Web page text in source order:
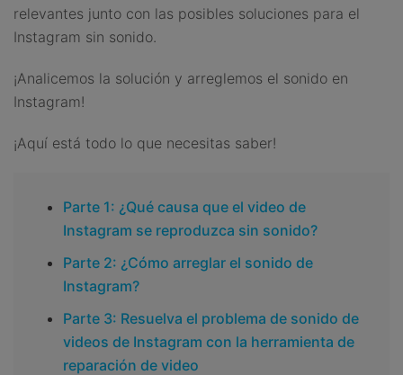
relevantes junto con las posibles soluciones para el
Instagram sin sonido.
¡Analicemos la solución y arreglemos el sonido en
Instagram!
¡Aquí está todo lo que necesitas saber!
Parte 1: ¿Qué causa que el video de
Instagram se reproduzca sin sonido?
Parte 2: ¿Cómo arreglar el sonido de
Instagram?
Parte 3: Resuelva el problema de sonido de
videos de Instagram con la herramienta de
reparación de video